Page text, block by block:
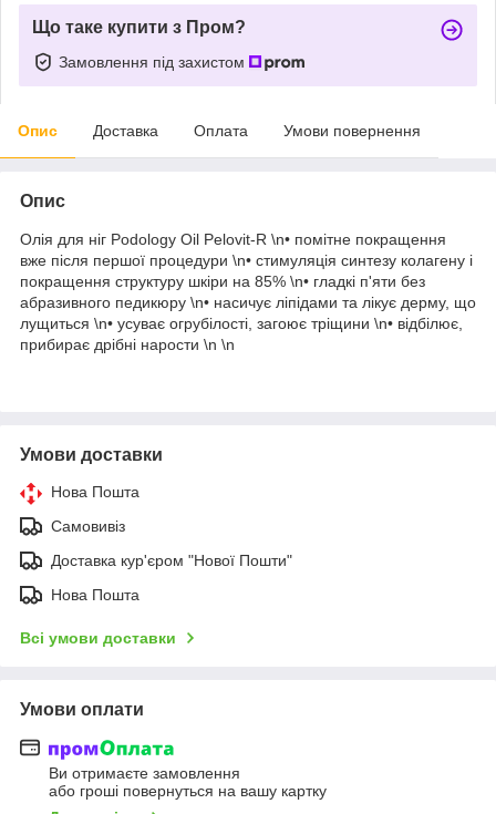
Що таке купити з Пром?
Замовлення під захистом
Опис Доставка Оплата Умови повернення
Опис
Олія для ніг Podology Oil Pelovit-R \n• помітне покращення
вже після першої процедури \n• стимуляція синтезу колагену і
покращення структуру шкіри на 85% \n• гладкі п'яти без
абразивного педикюру \n• насичує ліпідами та лікує дерму, що
лущиться \n• усуває огрубілості, загоює тріщини \n• відбілює,
прибирає дрібні нарости \n \n
Умови доставки
Нова Пошта
Самовивіз
Доставка кур'єром "Нової Пошти"
Нова Пошта
Всі умови доставки
Умови оплати
Ви отримаєте замовлення
або гроші повернуться на вашу картку